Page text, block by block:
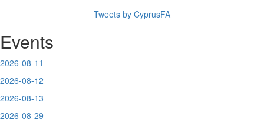
Tweets by CyprusFA
Events
2026-08-11
2026-08-12
2026-08-13
2026-08-29